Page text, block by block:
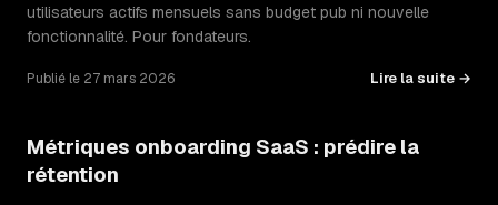
utilisateurs actifs mensuels sans budget pub ni nouvelle
fonctionnalité. Pour fondateurs.
Publié le 27 mars 2026 Lire la suite →
Métriques onboarding SaaS : prédire la
rétention